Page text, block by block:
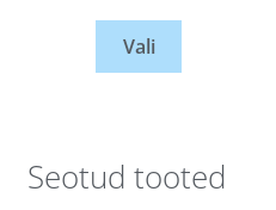
Vali
Seotud tooted